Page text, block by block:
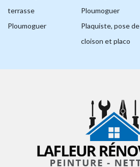
terrasse
Ploumoguer
Ploumoguer
Plaquiste, pose de
cloison et placo